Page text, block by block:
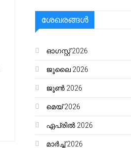
ശേഖരങ്ങൾ
ഓഗസ്റ്റ്‌ 2026
ജൂലൈ 2026
ജൂൺ 2026
മെയ്‌ 2026
ഏപ്രിൽ 2026
മാർച്ച്‌ 2026